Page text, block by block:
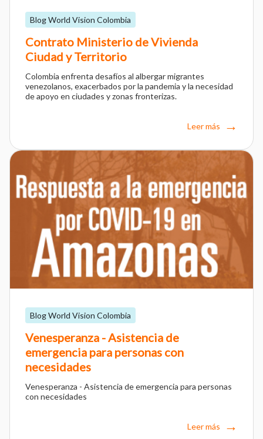
Blog World Vision Colombia
Contrato Ministerio de Vivienda
Ciudad y Territorio
Colombia enfrenta desafíos al albergar migrantes
venezolanos, exacerbados por la pandemia y la necesidad
de apoyo en ciudades y zonas fronterizas.
Leer más
Blog World Vision Colombia
Venesperanza - Asistencia de
emergencia para personas con
necesidades
Venesperanza - Asistencia de emergencia para personas
con necesidades
Leer más